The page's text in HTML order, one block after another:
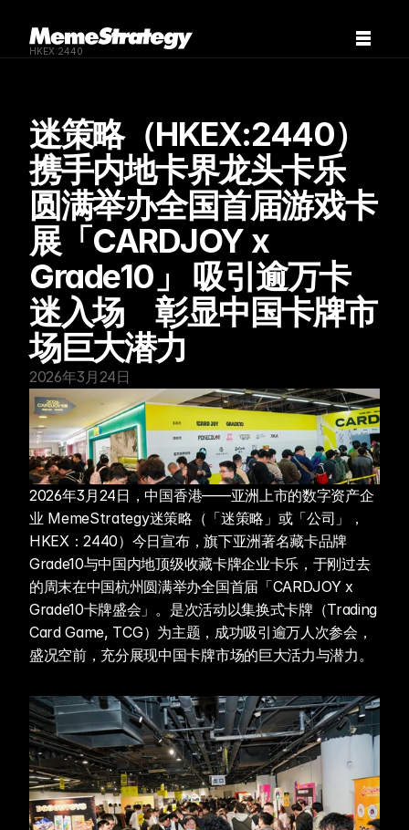
迷策略（HKEX:2440）
携手内地卡界龙头卡乐
圆满举办全国首届游戏卡
展「CARDJOY x
Grade10」 吸引逾万卡
迷入场　彰显中国卡牌市
场巨大潜力
2026年3月24日
2026年3月24日，中国香港——亚洲上市的数字资产企
业 MemeStrategy迷策略（「迷策略」或「公司」，
HKEX：2440）今日宣布，旗下亚洲著名藏卡品牌
Grade10与中国内地顶级收藏卡牌企业卡乐，于刚过去
的周末在中国杭州圆满举办全国首届「CARDJOY x
Grade10卡牌盛会」。是次活动以集换式卡牌（Trading
Card Game, TCG）为主题，成功吸引逾万人次参会，
盛况空前，充分展现中国卡牌市场的巨大活力与潜力。
HKEX:2440